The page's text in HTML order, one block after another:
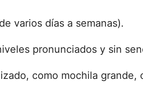
varios días a semanas).
pronunciados y sin
como mochila grande,